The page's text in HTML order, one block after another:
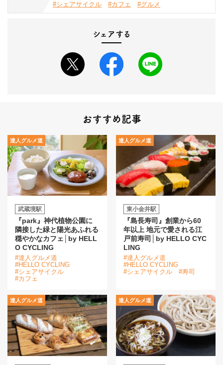
#シェアサイクル
#カフェ #グルメ
シェアする
おすすめ記事
達人グルメ道
武蔵境駅
『park』神代植物公園に
隣接した緑と陽光あふれる
穏やかなカフェ│by HELL
O CYCLING
#達人グルメ道
#HELLO CYCLING
#シェアサイクル
#カフェ
達人グルメ道
東小金井駅
『島長寿司』創業から60
年以上 地元で愛される江
戸前寿司│by HELLO CYC
LING
#達人グルメ道
#HELLO CYCLING
#シェアサイクル
#寿司
達人グルメ道 達人グルメ道